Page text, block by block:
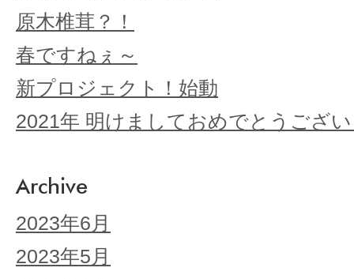
原木椎茸？！
春ですねぇ～
新プロジェクト！始動
2021年 明けましておめでとうござ
Archive
2023年6月
2023年5月